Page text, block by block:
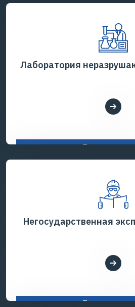
Лаборатория
Показать все
Негосударственная
Показать все